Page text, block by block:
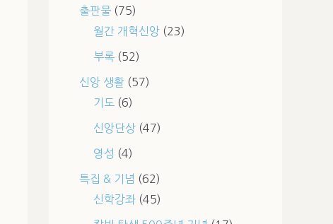
출판물(75)
월간 개혁신앙(23)
부록(52)
신앙 생활(57)
기도 (6)
신앙단상(47)
영성 (4)
특집 & 기념 (62)
신학강좌(45)